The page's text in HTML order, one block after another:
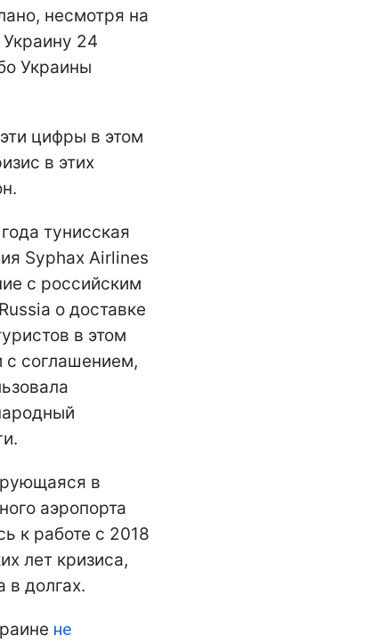
несмотря на
24
Украины
цифры в этом
в этих
тунисская
Syphax Airlines
с российским
о доставке
в этом
с соглашением,
в
аэропорта
к работе с 2018
лет кризиса,
в долгах.
не